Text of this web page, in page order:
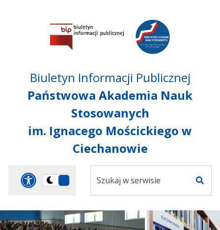
głównego menu
Przejdź do treści
Przejdź do mapy
serwisu
Biuletyn Informacji Publicznej
Państwowa Akademia Nauk
Stosowanych
im. Ignacego Mościckiego w
Ciechanowie
Panel dostosowania
Przełącz
ciemną
serwisie